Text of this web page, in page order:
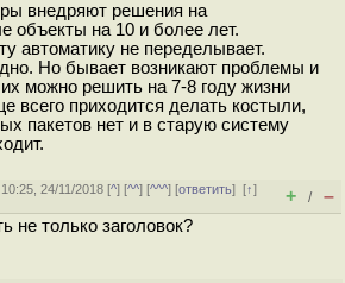
внедряют решения на
объекты на 10 и более лет.
автоматику не переделывает.
Но бывает возникают проблемы и
можно решить на 7-8 году жизни
всего приходится делать костыли,
пакетов нет и в старую систему
24/11/2018 [^] [^^] [^^^] [ответить][↑]
+ / –
не только заголовок?